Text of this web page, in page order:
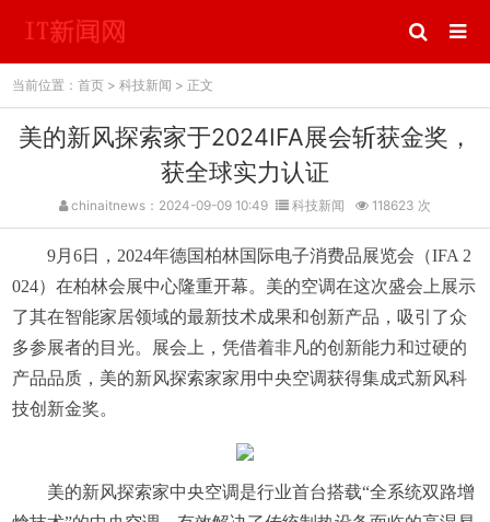
当前位置： 首页> 科技新闻 > 正文
美的新风探索家于2024IFA展会斩获金奖，
获全球实力认证
chinaitnews：2024-09-09 10:49 科技新闻 118623 次
9月6日，2024年德国柏林国际电子消费品展览会（IFA 2
024）在柏林会展中心隆重开幕。美的空调在这次盛会上展示
了其在智能家居领域的最新技术成果和创新产品，吸引了众
多参展者的目光。展会上，凭借着非凡的创新能力和过硬的
产品品质，美的新风探索家家用 中央空调获得集成式新风科
技创新金奖。
美的新风探索家中央空调是行业首台搭载“全系统双路增